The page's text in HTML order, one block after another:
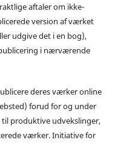
aftaler om ikke-
version af værket
udgive det i en bog),
i nærværende
deres værker online
forud for og under
produktive udvekslinger,
værker. Initiative for